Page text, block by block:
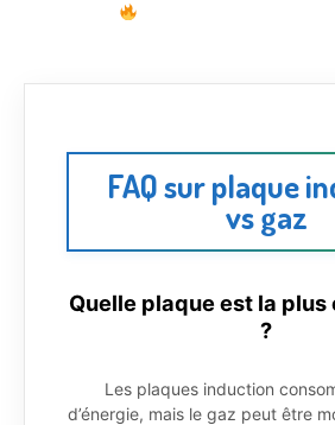
FAQ sur plaque
vs gaz
Quelle plaque est la
?
Les plaques induction
d’énergie, mais le gaz peut être